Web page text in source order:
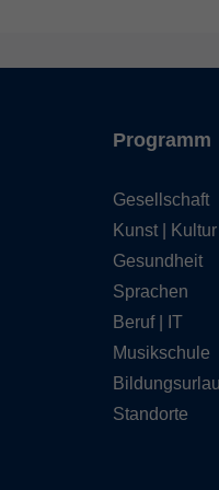
Programm
Gesellschaft
Kunst | Kultur
Gesundheit
Sprachen
Beruf | IT
Musikschule
Standorte